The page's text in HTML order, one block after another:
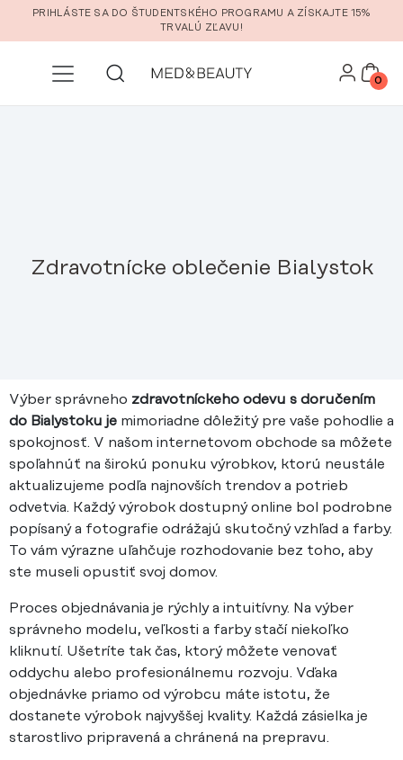
Prejsť na hlavný obsah
PRIHLÁSTE SA DO ŠTUDENTSKÉHO PROGRAMU A ZÍSKAJTE 15%
TRVALÚ ZĽAVU!
0
Zdravotnícke oblečenie Bialystok
Výber správneho zdravotníckeho odevu s doručením
do Bialystoku je mimoriadne dôležitý pre vaše pohodlie a
spokojnosť. V našom internetovom obchode sa môžete
spoľahnúť na širokú ponuku výrobkov, ktorú neustále
aktualizujeme podľa najnovších trendov a potrieb
odvetvia. Každý výrobok dostupný online bol podrobne
popísaný a fotografie odrážajú skutočný vzhľad a farby.
To vám výrazne uľahčuje rozhodovanie bez toho, aby
ste museli opustiť svoj domov.
Proces objednávania je rýchly a intuitívny. Na výber
správneho modelu, veľkosti a farby stačí niekoľko
kliknutí. Ušetríte tak čas, ktorý môžete venovať
oddychu alebo profesionálnemu rozvoju. Vďaka
objednávke priamo od výrobcu máte istotu, že
dostanete výrobok najvyššej kvality. Každá zásielka je
starostlivo pripravená a chránená na prepravu.